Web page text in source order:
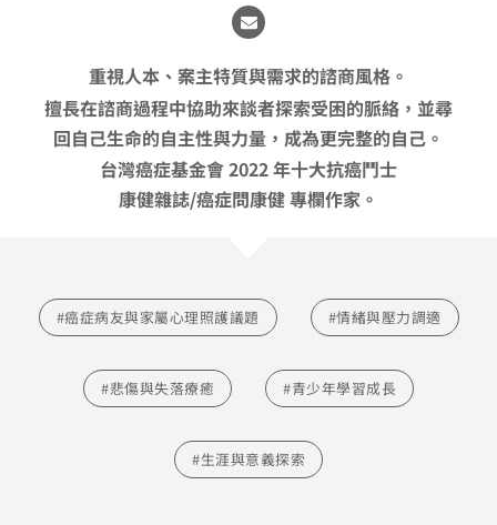
E
n
v
e
l
o
p
e
重視人本、案主特質與需求的諮商風格。
擅長在諮商過程中協助來談者探索受困的脈絡，並尋
回自己生命的自主性與力量，成為更完整的自己。
台灣癌症基金會 2022 年十大抗癌鬥士
康健雜誌/癌症問康健 專欄作家。
#癌症病友與家屬心理照護議題 #情緒與壓力調適
#悲傷與失落療癒 #青少年學習成長
#生涯與意義探索